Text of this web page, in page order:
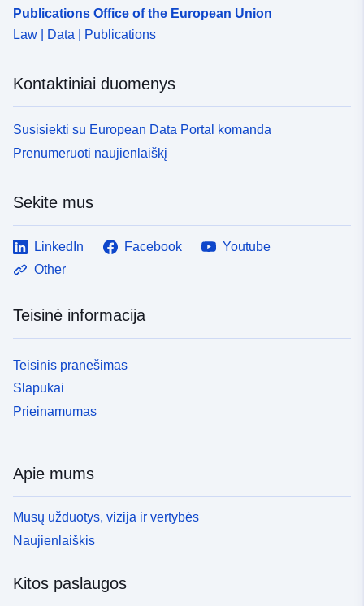
120066022-wxs-60f01fbe-
uriRef:
http://data.europa.eu/88u/dataset/
120066022-srv-b2dcd4e9-2e78-
453a-a714-32bb33b2de10
Publications Office of the European Union
Law | Data | Publications
Kontaktiniai duomenys
Susisiekti su European Data Portal komanda
Prenumeruoti naujienlaiškį
Sekite mus
LinkedIn Facebook
Youtube
Other
Teisinė informacija
Teisinis pranešimas
Slapukai
Prieinamumas
Apie mums
Mūsų užduotys, vizija ir vertybės
Naujienlaiškis
Kitos paslaugos